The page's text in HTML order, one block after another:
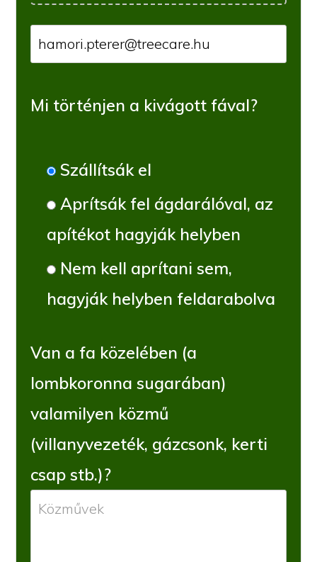
Mi történjen a kivágott fával?
Szállítsák el
Aprítsák fel ágdarálóval, az
apítékot hagyják helyben
Nem kell aprítani sem,
hagyják helyben feldarabolva
Van a fa közelében (a
lombkoronna sugarában)
valamilyen közmű
(villanyvezeték, gázcsonk, kerti
csap stb.)?